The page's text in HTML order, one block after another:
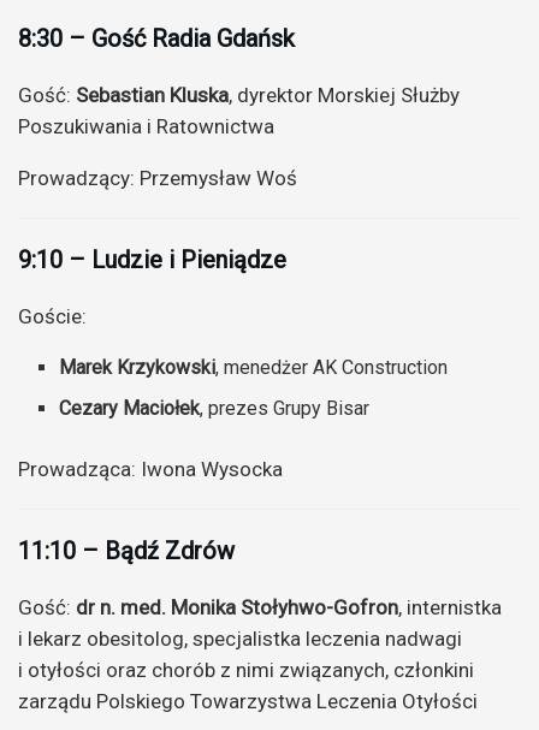
8:30 – Gość Radia Gdańsk
Gość: Sebastian Kluska, dyrektor Morskiej Służby
Poszukiwania i Ratownictwa
Prowadzący: Przemysław Woś
9:10 – Ludzie i Pieniądze
Goście:
Marek Krzykowski, menedżer AK Construction
Cezary Maciołek, prezes Grupy Bisar
Prowadząca: Iwona Wysocka
11:10 – Bądź Zdrów
Gość: dr n. med. Monika Stołyhwo-Gofron, internistka
i lekarz obesitolog, specjalistka leczenia nadwagi
i otyłości oraz chorób z nimi związanych, członkini
zarządu Polskiego Towarzystwa Leczenia Otyłości